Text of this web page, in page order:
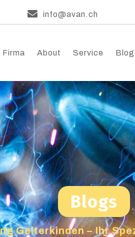
info@avan.ch
Firma About Service Blog
Blogs
Gelterkinden – Ihr